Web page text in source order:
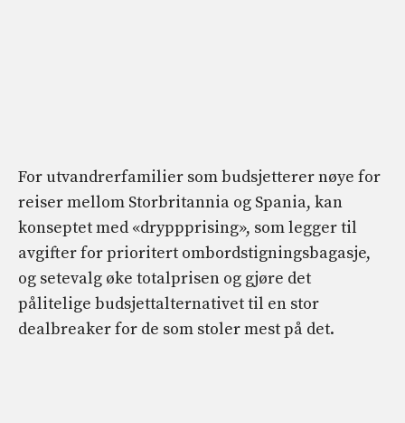
For utvandrerfamilier som budsjetterer nøye for
reiser mellom Storbritannia og Spania, kan
konseptet med «dryppprising», som legger til
avgifter for prioritert ombordstigningsbagasje,
og setevalg øke totalprisen og gjøre det
pålitelige budsjettalternativet til en stor
dealbreaker for de som stoler mest på det.